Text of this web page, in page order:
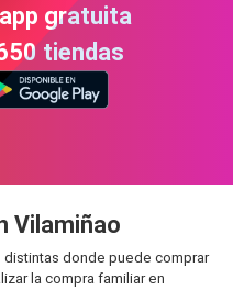
gratuita
tiendas
Vilamiñao
distintas donde puede comprar
la compra familiar en